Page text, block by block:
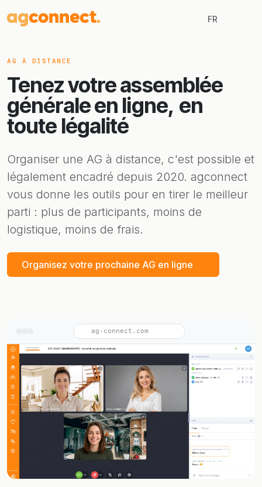
FR
AG À DISTANCE
Tenez votre assemblée
générale en ligne, en
toute légalité
Organiser une AG à distance, c'est possible et
légalement encadré depuis 2020. agconnect
vous donne les outils pour en tirer le meilleur
parti : plus de participants, moins de
logistique, moins de frais.
Organisez votre prochaine AG en ligne
ag-connect.com